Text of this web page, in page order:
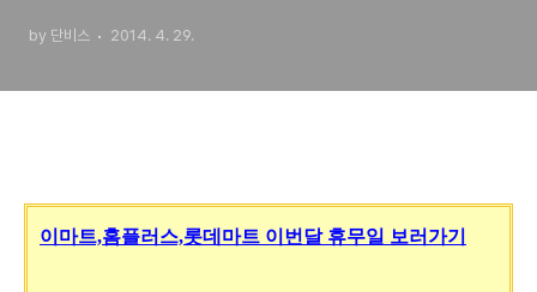
by 단비스 2014. 4. 29.
이마트,홈플러스,롯데마트 이번달 휴무일 보러가기